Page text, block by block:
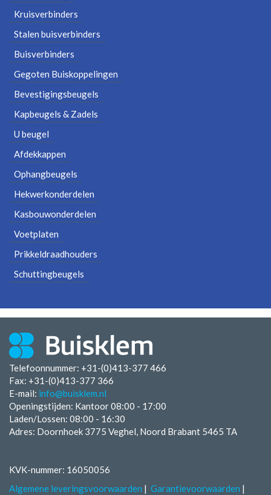
Kruisverbinders
Stalen buisverbinders
Buisverbinders
Gegoten Buiskoppelingen
Bevestigingsbeugels
Kapbeugels & Zadels
U beugel
Afdekkappen
Ophangbeugels
Hekwerkonderdelen
Kasbouwonderdelen
Voetplaten
Prikkeldraadhouders
Schuttingbeugels
Telefoonnummer: +31-(0)413-377 466
Fax: +31-(0)413-377 366
E-mail: info@buisklem.nl
Openingstijden: Kantoor 08:00 - 17:00
Laden/Lossen: 08:00 - 16:30
Adres: Doornhoek 3775 Veghel, Noord Brabant 5465 TA
KVK-nummer: 16050056
Algemene leveringsvoorwaarden
Garantievoorwaarden